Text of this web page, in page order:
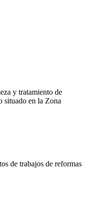
y tratamiento de
situado en la Zona
de trabajos de reformas